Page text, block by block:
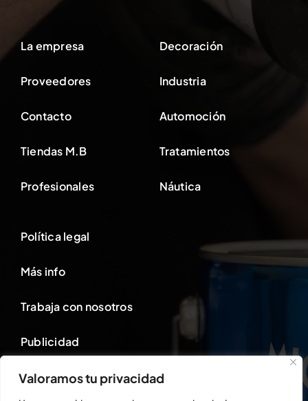
Valoramos tu privacidad
La empresa
Proveedores
Contacto
Tiendas M.B
Profesionales
Decoración
Industria
Automoción
Tratamientos
Náutica
Política legal
Más info
Trabaja con nosotros
Publicidad